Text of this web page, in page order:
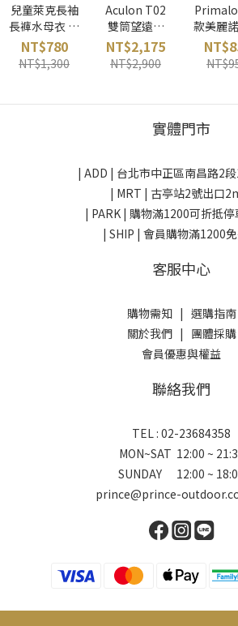
兒童萊克長袖
長褲水母衣 深
藍/藍
AROPEC 台灣
NT$780
NT$1,300
Aculon T02
雙筒望遠鏡
8X21 (藍)
NIKON 日本
NT$2,175
NT$2,900
款美麗
滑雪襪 (
mico 義
實體門市
| ADD | 台北市中正區南昌路2
| MRT | 古亭站2號出口
| PARK | 購物滿1200可折抵
| SHIP | 會員購物滿1200
客服中心
購物需知| 選購指南
關於我們| 團體採購
會員優惠與權益
聯絡我們
TEL : 02-23684358
MON~SAT 12:00 ~
SUNDAY 12:00 ~
prince@prince-